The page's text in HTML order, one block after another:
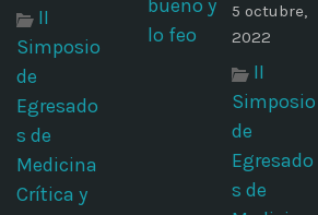
II
Simposio
de
Egresado
s de
Medicina
Crítica y
5 octubre,
2022
II
Simposio
de
Egresado
s de